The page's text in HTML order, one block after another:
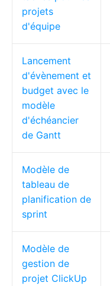
projets
d'équipe
Lancement
d'évènement et
budget avec le
modèle
d'échéancier
de Gantt
Modèle de
tableau de
planification de
sprint
Modèle de
gestion de
projet ClickUp